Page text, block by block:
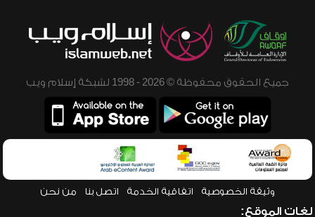
جميع الحقوق محفوظة © 2026 - 1998 لشبكة إسلام ويب
وثيقة الخصوصية اتفاقية الخدمة اتصل بنا من نحن
لغات الموقع: